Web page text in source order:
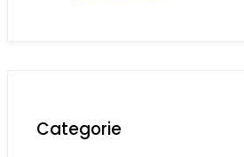
Categorie